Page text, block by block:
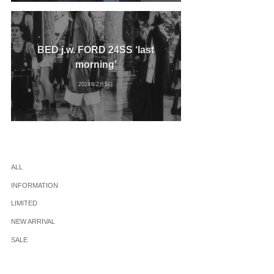
BED j.w. FORD 24SS ‘last
morning’
2024年2月5日
ALL
INFORMATION
LIMITED
NEW ARRIVAL
SALE